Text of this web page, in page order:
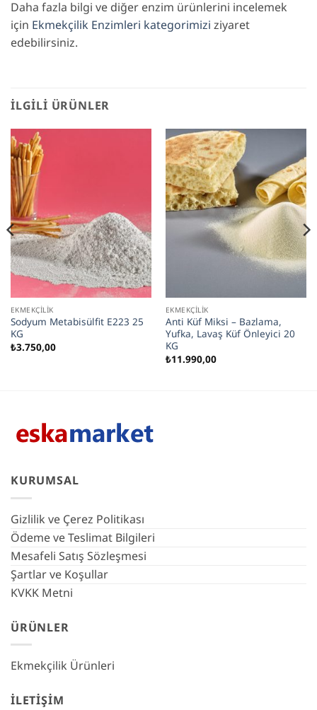
Daha fazla bilgi ve diğer enzim ürünlerini incelemek
için Ekmekçilik Enzimleri kategorimizi ziyaret
edebilirsiniz.
İLGILI ÜRÜNLER
EKMEKÇILIK
Sodyum Metabisülfit E223 25
KG
₺3.750,00
EKMEKÇILIK
Anti Küf Miksi – Bazlama,
Yufka, Lavaş Küf Önleyici 20
KG
₺11.990,00
KURUMSAL
Gizlilik ve Çerez Politikası
Ödeme ve Teslimat Bilgileri
Mesafeli Satış Sözleşmesi
Şartlar ve Koşullar
KVKK Metni
ÜRÜNLER
Ekmekçilik Ürünleri
İLETIŞIM